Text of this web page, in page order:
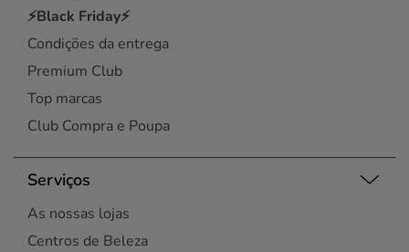
⚡Black Friday⚡
Condições da entrega
Premium Club
Top marcas
Club Compra e Poupa
Serviços
As nossas lojas
Centros de Beleza